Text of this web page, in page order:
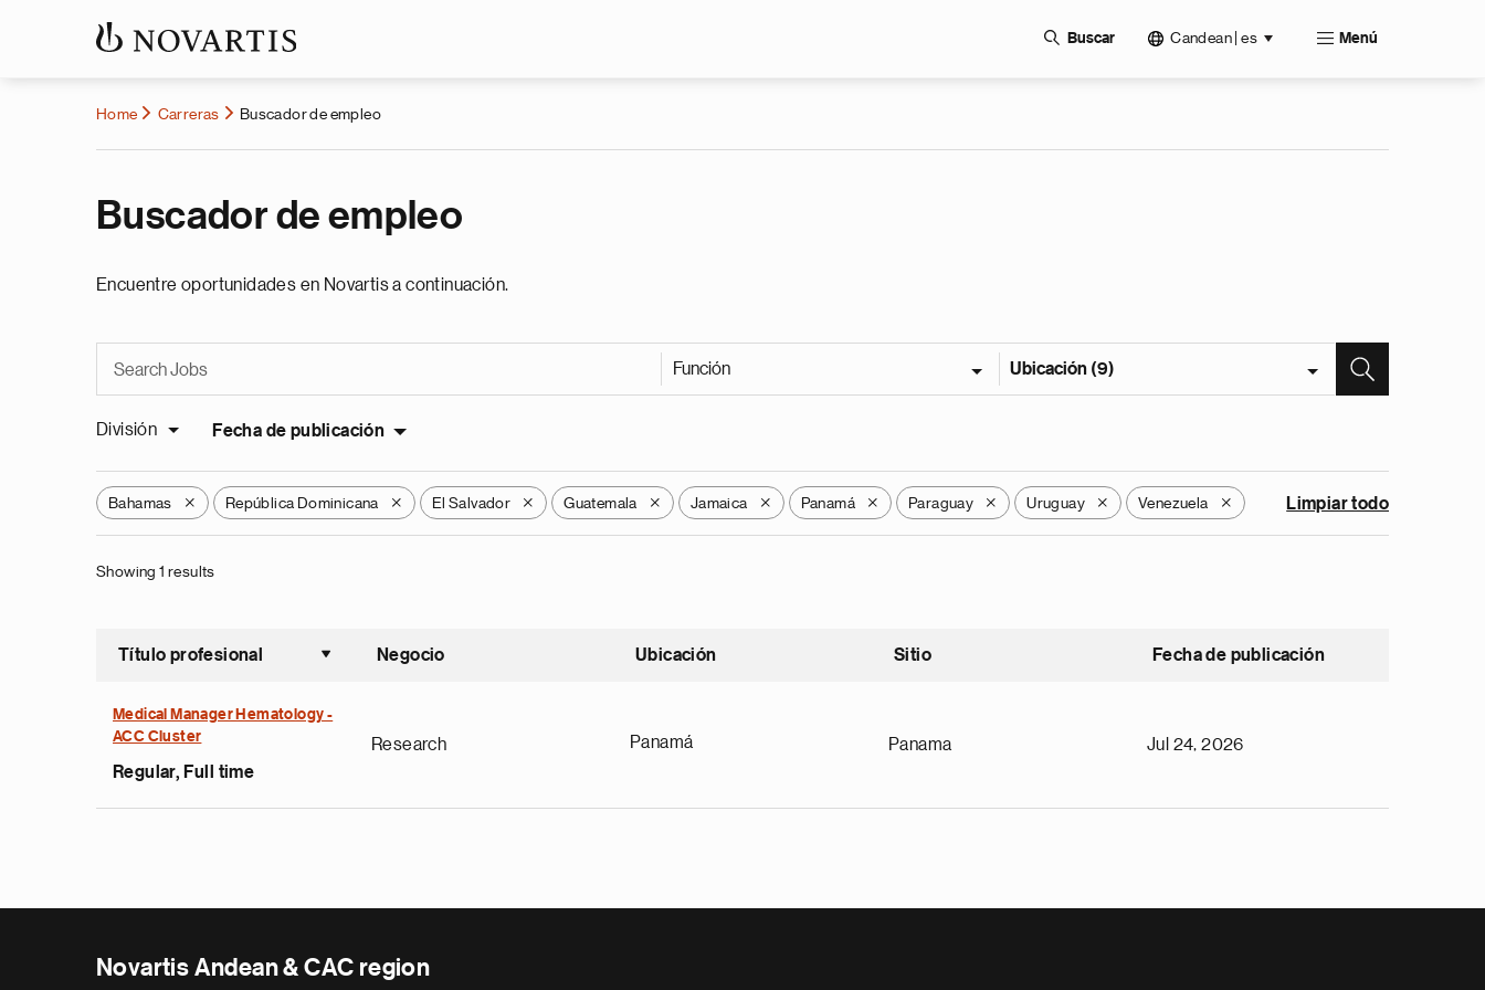
Buscar Candean | es Menú
Home Carreras Buscador de empleo
Buscador de empleo
Encuentre oportunidades en Novartis a continuación.
Función Ubicación (9)
División Fecha de publicación
Bahamas X República Dominicana X El Salvador X Guatemala X Jamaica X Panamá X Paraguay X Uruguay X Venezuela X Limpiar todo
Showing 1 results
Título profesional
Ordenar ascendente
Negocio Ubicación Sitio Fecha de publicación
Medical Manager Hematology -
ACC Cluster
Regular, Full time
Research Panamá Panama Jul 24, 2026
Novartis Andean & CAC region